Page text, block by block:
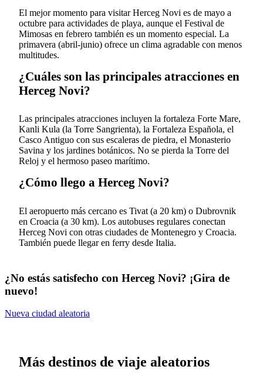
El mejor momento para visitar Herceg Novi es de mayo a
octubre para actividades de playa, aunque el Festival de
Mimosas en febrero también es un momento especial. La
primavera (abril-junio) ofrece un clima agradable con menos
multitudes.
¿Cuáles son las principales atracciones en
Herceg Novi?
Las principales atracciones incluyen la fortaleza Forte Mare,
Kanli Kula (la Torre Sangrienta), la Fortaleza Española, el
Casco Antiguo con sus escaleras de piedra, el Monasterio
Savina y los jardines botánicos. No se pierda la Torre del
Reloj y el hermoso paseo marítimo.
¿Cómo llego a Herceg Novi?
El aeropuerto más cercano es Tivat (a 20 km) o Dubrovnik
en Croacia (a 30 km). Los autobuses regulares conectan
Herceg Novi con otras ciudades de Montenegro y Croacia.
También puede llegar en ferry desde Italia.
¿No estás satisfecho con Herceg Novi? ¡Gira de
nuevo!
Nueva ciudad aleatoria
Más destinos de viaje aleatorios